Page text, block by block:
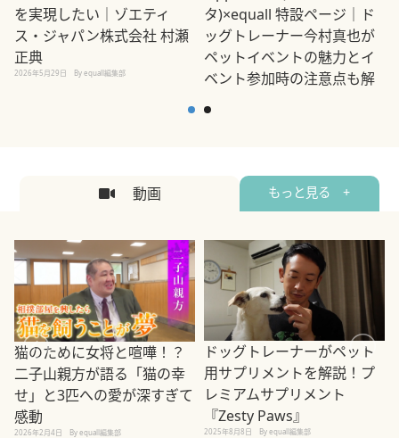
を実現したい｜ゾエティ
ス・ジャパン株式会社 村瀬
正典
2026年5月29日 By equall編集部
タ)×equall 特設ページ｜ド
ッグトレーナー今村真也が
ペットイベントの魅力とイ
ベント参加時の注意点も解
2026年5月12日
動画 もっと見る +
猫のために女将と喧嘩！？
二子山親方が語る「猫の幸
せ」と3匹への愛が深すぎて
感動
2026年2月4日 By equall編集部
ドッグトレーナーがペット
用サプリメントを解説！プ
レミアムサプリメント
『Zesty Paws』
2025年8月8日 By equall編集部